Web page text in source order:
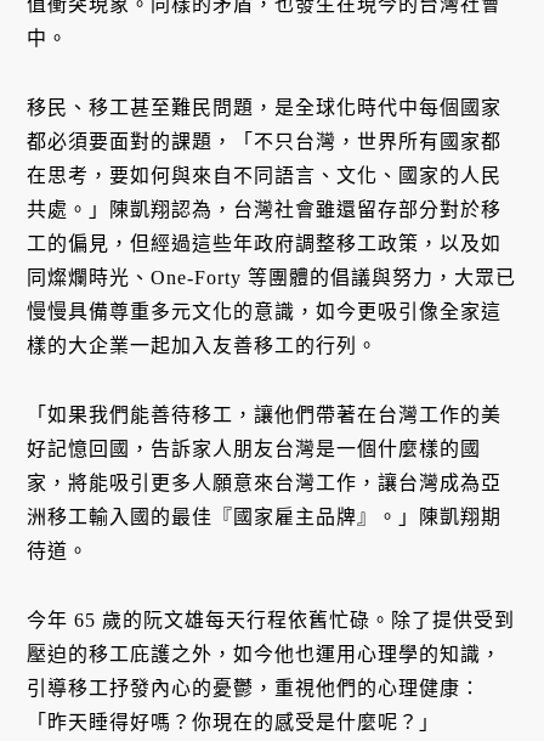
值衝突現象。同樣的矛盾，也發生在現今的台灣社會
中。
移民、移工甚至難民問題，是全球化時代中每個國家
都必須要面對的課題，「不只台灣，世界所有國家都
在思考，要如何與來自不同語言、文化、國家的人民
共處。」陳凱翔認為，台灣社會雖還留存部分對於移
工的偏見，但經過這些年政府調整移工政策，以及如
同燦爛時光、One-Forty 等團體的倡議與努力，大眾已
慢慢具備尊重多元文化的意識，如今更吸引像全家這
樣的大企業一起加入友善移工的行列。
「如果我們能善待移工，讓他們帶著在台灣工作的美
好記憶回國，告訴家人朋友台灣是一個什麼樣的國
家，將能吸引更多人願意來台灣工作，讓台灣成為亞
洲移工輸入國的最佳『國家雇主品牌』。」陳凱翔期
待道。
今年 65 歲的阮文雄每天行程依舊忙碌。除了提供受到
壓迫的移工庇護之外，如今他也運用心理學的知識，
引導移工抒發內心的憂鬱，重視他們的心理健康：
「昨天睡得好嗎？你現在的感受是什麼呢？」